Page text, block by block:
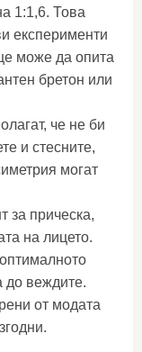
1:1,6. Това
експерименти
може да опита
бретон или
че не би
и стесните,
могат
за прическа,
на лицето.
до веждите.
от модата